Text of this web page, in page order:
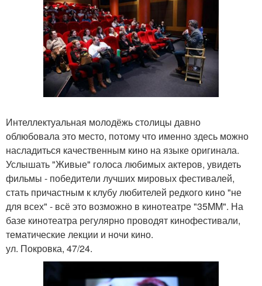
Интеллектуальная молодёжь столицы давно
облюбовала это место, потому что именно здесь можно
насладиться качественным кино на языке оригинала.
Услышать "Живые" голоса любимых актеров, увидеть
фильмы - победители лучших мировых фестивалей,
стать причастным к клубу любителей редкого кино "не
для всех" - всё это возможно в кинотеатре "35MM". На
базе кинотеатра регулярно проводят кинофестивали,
тематические лекции и ночи кино.
ул. Покровка, 47/24.